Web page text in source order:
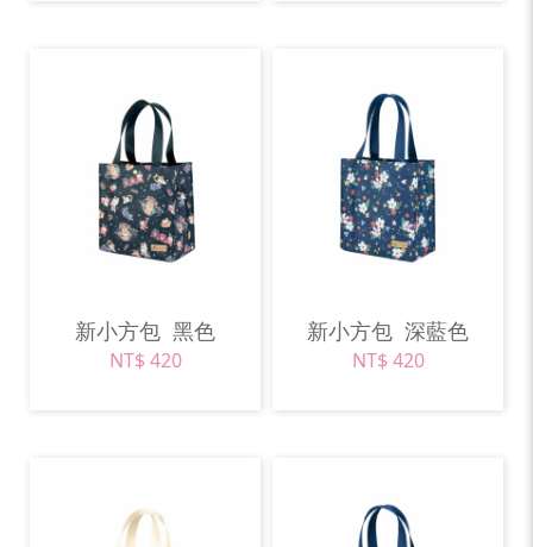
新小方包 黑色
NT$ 420
新小方包 深藍色
NT$ 420